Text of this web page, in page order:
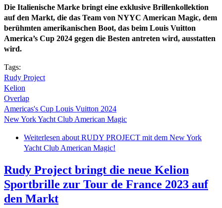
Die Italienische Marke bringt eine exklusive Brillenkollektion
auf den Markt, die das Team von NYYC American Magic, dem
berühmten amerikanischen Boot, das beim Louis Vuitton
America’s Cup 2024 gegen die Besten antreten wird, ausstatten
wird.
Tags:
Rudy Project
Kelion
Overlap
Americas's Cup Louis Vuitton 2024
New York Yacht Club American Magic
Weiterlesen about RUDY PROJECT mit dem New York
Yacht Club American Magic!
Rudy Project bringt die neue Kelion
Sportbrille zur Tour de France 2023 auf
den Markt